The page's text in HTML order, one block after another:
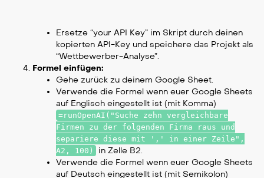
Ersetze “your API Key” im Skript durch deinen
kopierten API-Key und speichere das Projekt als
“Wettbewerber-Analyse”.
Formel einfügen:
Gehe zurück zu deinem Google Sheet.
Verwende die Formel wenn euer Google Sheets
auf Englisch eingestellt ist (mit Komma)
=runOpenAI("Suche zehn vergleichbare
Firmen zu der folgenden Firma raus und
separiere diese mit ',' in einer Zeile",
A2, 100)
in Zelle B2.
Verwende die Formel wenn euer Google Sheets
auf Deutsch eingestellt ist (mit Semikolon)